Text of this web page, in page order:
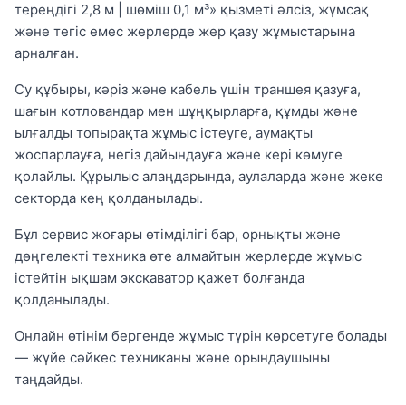
тереңдігі 2,8 м | шөміш 0,1 м³» қызметі әлсіз, жұмсақ
және тегіс емес жерлерде жер қазу жұмыстарына
арналған.
Су құбыры, кәріз және кабель үшін траншея қазуға,
шағын котловандар мен шұңқырларға, құмды және
ылғалды топырақта жұмыс істеуге, аумақты
жоспарлауға, негіз дайындауға және кері көмуге
қолайлы. Құрылыс алаңдарында, аулаларда және жеке
секторда кең қолданылады.
Бұл сервис жоғары өтімділігі бар, орнықты және
дөңгелекті техника өте алмайтын жерлерде жұмыс
істейтін ықшам экскаватор қажет болғанда
қолданылады.
Онлайн өтінім бергенде жұмыс түрін көрсетуге болады
— жүйе сәйкес техниканы және орындаушыны
таңдайды.